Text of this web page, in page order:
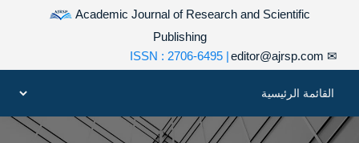
Academic Journal of Research and Scientific
Publishing
✉